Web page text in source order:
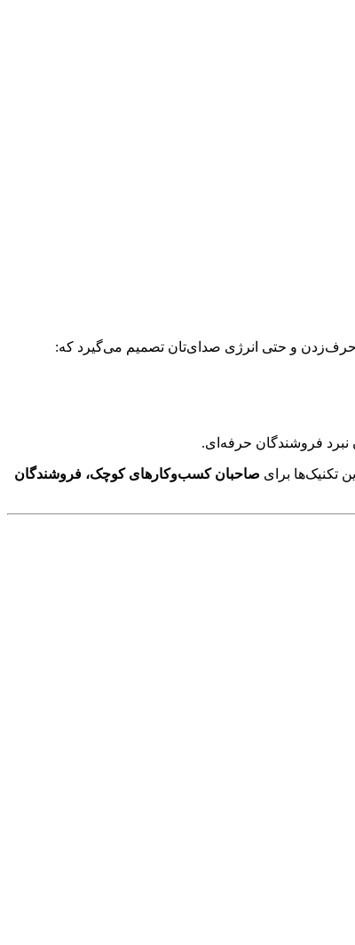
و حتی انرژی صدای‌تان تصمیم می‌گیرد که:
نبرد فروشندگان حرفه‌ای.
تکنیک‌ها برای صاحبان کسب‌وکارهای کوچک، فروشندگان